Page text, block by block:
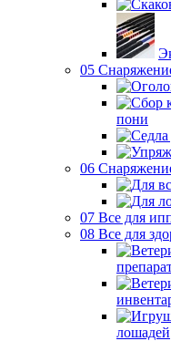
05
пони
06
07 Все для
08 Все для
лошадей